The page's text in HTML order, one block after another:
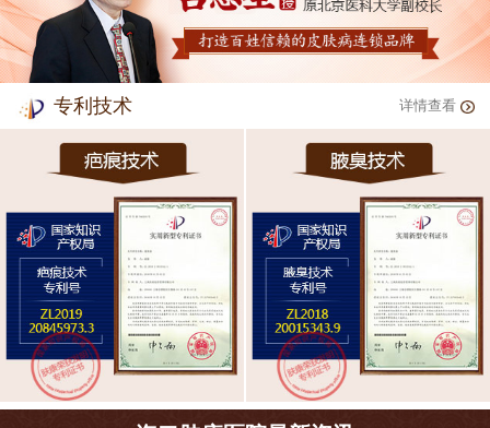
专利技术 详情查看